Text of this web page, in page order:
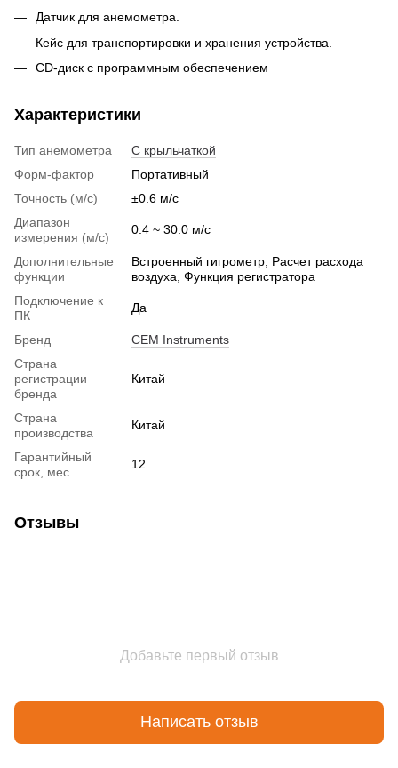
Датчик для анемометра.
Кейс для транспортировки и хранения устройства.
CD-диск с программным обеспечением
Характеристики
Тип анемометра
С крыльчаткой
Форм-фактор
Портативный
Точность (м/с)
±0.6 м/с
Диапазон
измерения (м/с)
0.4 ~ 30.0 м/с
Дополнительные
функции
Встроенный гигрометр, Расчет расхода
воздуха, Функция регистратора
Подключение к
ПК
Да
Бренд
CEM Instruments
Страна
регистрации
бренда
Китай
Страна
производства
Китай
Гарантийный
срок, мес.
12
Отзывы
Добавьте первый отзыв
Написать отзыв